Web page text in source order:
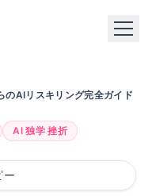
AIリスキリング完全ガイド
AI 独学 挫折
ー